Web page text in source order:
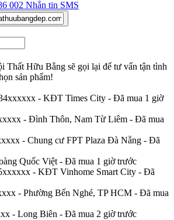
002 Nhắn tin SMS
Thất Hữu Bằng sẽ gọi lại để tư vấn tận tình
sản phẩm!
- KĐT Times City - Đã mua 1 giờ
- Đình Thôn, Nam Từ Liêm - Đã mua
- Chung cư FPT Plaza Đà Nẵng - Đã
Quốc Việt - Đã mua 1 giờ trước
- KĐT Vinhome Smart City - Đã
- Phường Bến Nghé, TP HCM - Đã mua
- Long Biên - Đã mua 2 giờ trước